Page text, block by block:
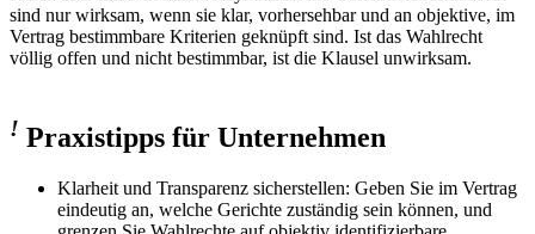
sind nur wirksam, wenn sie klar, vorhersehbar und an objektive, im
Vertrag bestimmbare Kriterien geknüpft sind. Ist das Wahlrecht
völlig offen und nicht bestimmbar, ist die Klausel unwirksam.
! Praxistipps für Unternehmen
Klarheit und Transparenz sicherstellen: Geben Sie im Vertrag
eindeutig an, welche Gerichte zuständig sein können, und